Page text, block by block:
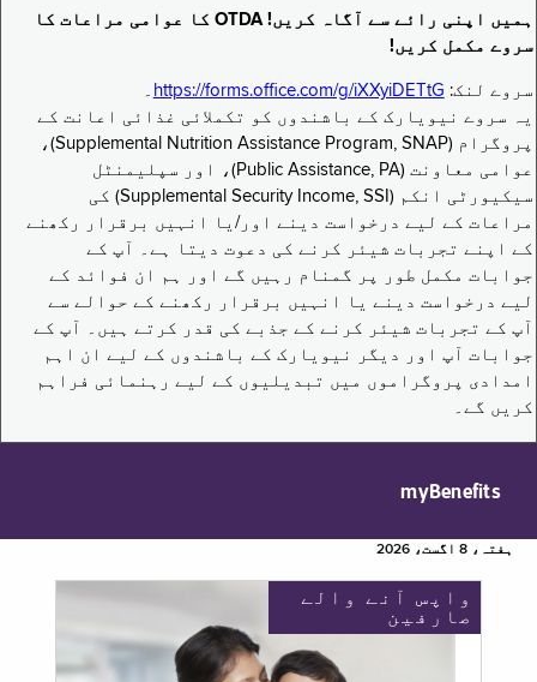
ہمیں اپنی رائے سے آگاہ کریں! OTDA کا عوامی مراعات کا
سروے مکمل کریں!
سروے لنک: https://forms.office.com/g/iXXyiDETtG ۔
یہ سروے نیویارک کے باشندوں کو تکملائی غذائی اعانت کے
پروگرام (Supplemental Nutrition Assistance Program, SNAP)،
عوامی معاونت (Public Assistance, PA)، اور سپلیمنٹل
سیکیورٹی انکم (Supplemental Security Income, SSI) کی
مراعات کے لیے درخواست دینے اور/یا انہیں برقرار رکھنے
کے اپنے تجربات شیئر کرنے کی دعوت دیتا ہے۔ آپ کے
جوابات مکمل طور پر گمنام رہیں گے اور ہم ان فوائد کے
لیے درخواست دینے یا انہیں برقرار رکھنے کے حوالے سے
آپ کے تجربات شیئر کرنے کے جذبے کی قدر کرتے ہیں۔ آپ کے
جوابات آپ اور دیگر نیویارک کے باشندوں کے لیے ان اہم
امدادی پروگراموں میں تبدیلیوں کے لیے رہنمائی فراہم
کریں گے۔
myBenefits
ہفتہ، 8 اگست، 2026
واپس آنے والے
صارفین